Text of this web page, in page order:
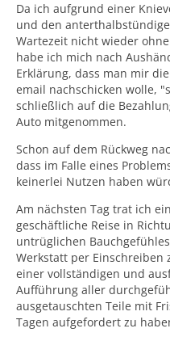
Da ich aufgrund einer
und den
Wartezeit nicht wieder
habe ich mich nach
Erklärung, dass man mir
email nachschicken wolle,
schließlich auf die
Auto mitgenommen.
Schon auf dem Rückweg
dass im Falle eines
keinerlei Nutzen haben
Am nächsten Tag trat ich
geschäftliche Reise in
untrüglichen
Werkstatt per
einer vollständigen und
Aufführung aller
ausgetauschten Teile mit
Tagen aufgefordert zu